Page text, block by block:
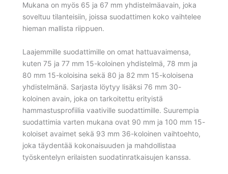
Mukana on myös 65 ja 67 mm yhdistelmäavain, joka
soveltuu tilanteisiin, joissa suodattimen koko vaihtelee
hieman mallista riippuen.
Laajemmille suodattimille on omat hattuavaimensa,
kuten 75 ja 77 mm 15-koloinen yhdistelmä, 78 mm ja
80 mm 15-koloisina sekä 80 ja 82 mm 15-koloisena
yhdistelmänä. Sarjasta löytyy lisäksi 76 mm 30-
koloinen avain, joka on tarkoitettu erityistä
hammastusprofiilia vaativille suodattimille. Suurempia
suodattimia varten mukana ovat 90 mm ja 100 mm 15-
koloiset avaimet sekä 93 mm 36-koloinen vaihtoehto,
joka täydentää kokonaisuuden ja mahdollistaa
työskentelyn erilaisten suodatinratkaisujen kanssa.